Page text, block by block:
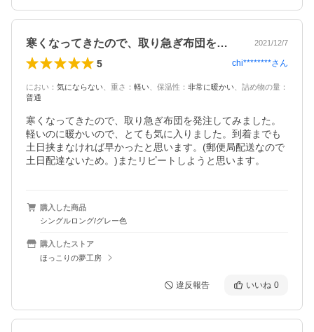
寒くなってきたので、取り急ぎ布団を発注… 2021/12/7
5 chi********さん
におい ： 気にならない 重さ ： 軽い 保温性 ： 非常に暖かい 詰め物の量 ：
普通
寒くなってきたので、取り急ぎ布団を発注してみました。
軽いのに暖かいので、とても気に入りました。到着までも
土日挟まなければ早かったと思います。(郵便局配送なので
土日配達ないため。)またリピートしようと思います。
購入した商品
シングルロング/グレー色
購入したストア
ほっこりの夢工房
違反報告 いいね 0